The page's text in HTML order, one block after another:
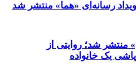
رسانه‌ای «هما» منتشر شد
منتشر شد؛ روایتی از
یک خانواده